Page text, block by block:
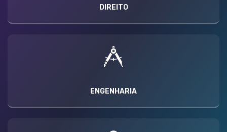
DIREITO
ENGENHARIA